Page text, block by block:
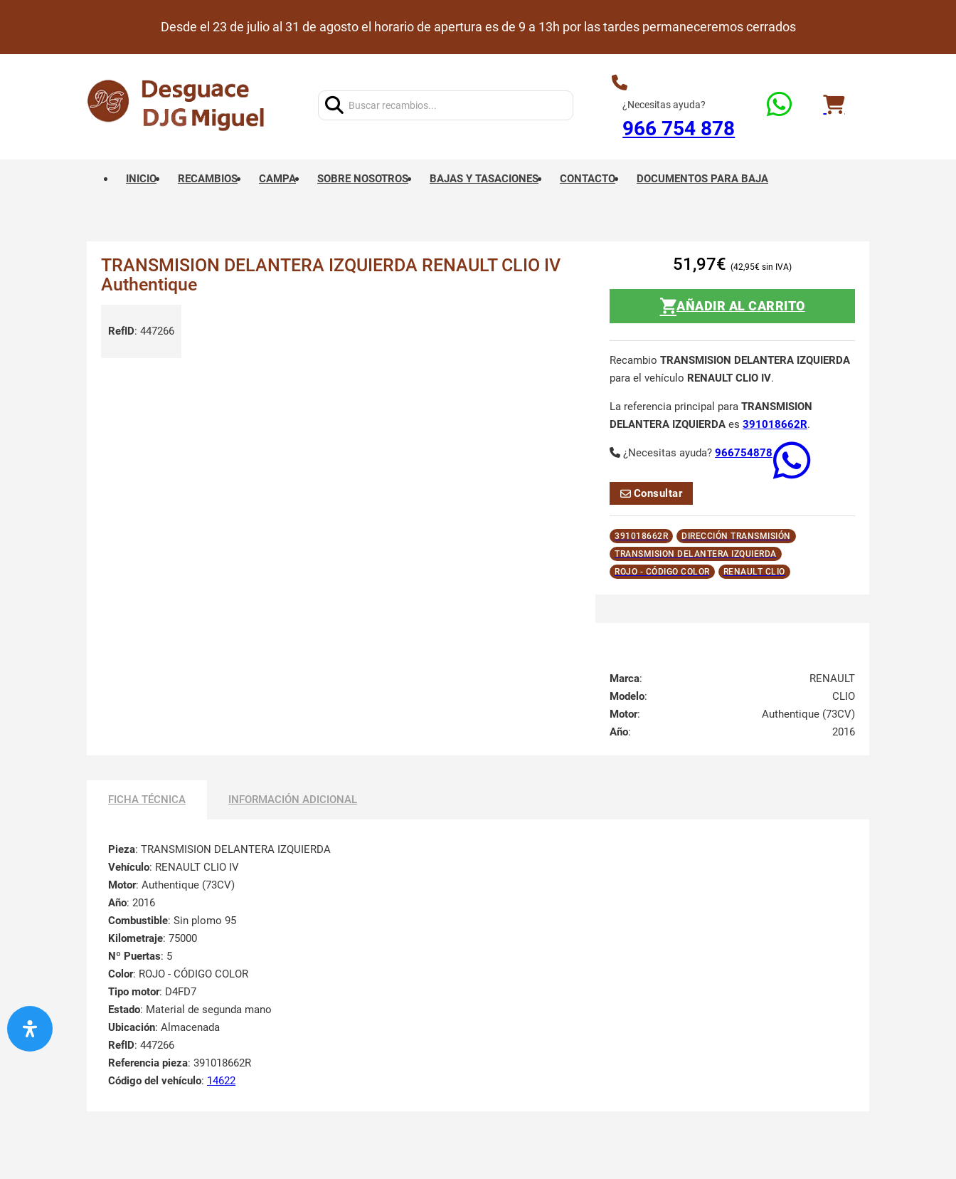
Desde el 23 de julio al 31 de agosto el horario de apertura es de 9 a 13h por las tardes permaneceremos cerrados
¿Necesitas ayuda?
966 754 878
INICIO RECAMBIOS CAMPA SOBRE NOSOTROS BAJAS Y TASACIONES CONTACTO DOCUMENTOS PARA BAJA
TRANSMISION DELANTERA IZQUIERDA RENAULT CLIO IV
Authentique
RefID: 447266
51,97€ 42,95€
AÑADIR AL CARRITO
Recambio TRANSMISION DELANTERA IZQUIERDA
para el vehículo RENAULT CLIO IV.
La referencia principal para TRANSMISION
DELANTERA IZQUIERDA es 391018662R.
¿Necesitas ayuda? 966754878
Consultar
391018662R
DIRECCIÓN TRANSMISIÓN
TRANSMISION DELANTERA IZQUIERDA
ROJO - CÓDIGO COLOR
RENAULT CLIO
Marca:
RENAULT
Modelo:
CLIO
Motor:
Authentique (73CV)
Año: 2016
FICHA TÉCNICA INFORMACIÓN ADICIONAL
Pieza: TRANSMISION DELANTERA IZQUIERDA
Vehículo: RENAULT CLIO IV
Motor: Authentique (73CV)
Año: 2016
Combustible: Sin plomo 95
Kilometraje: 75000
Nº Puertas: 5
Color: ROJO - CÓDIGO COLOR
Tipo motor: D4FD7
Estado: Material de segunda mano
Ubicación: Almacenada
RefID: 447266
Referencia pieza: 391018662R
Código del vehículo: 14622